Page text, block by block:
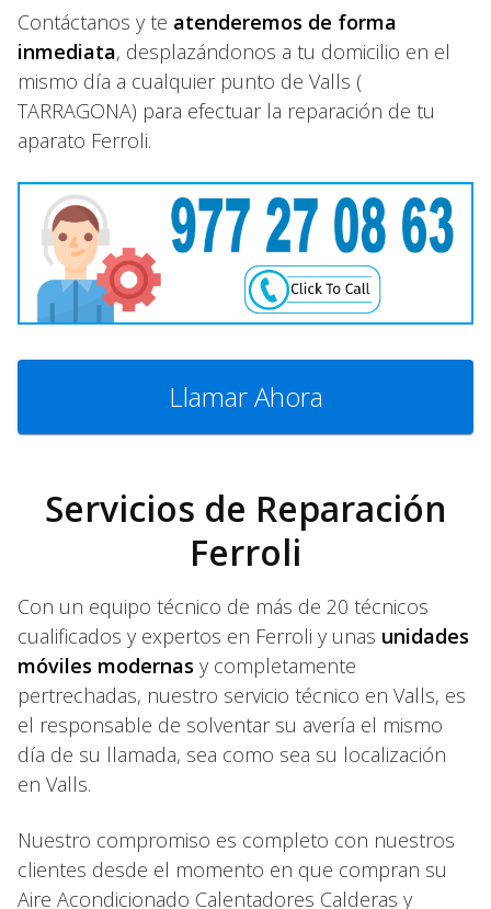
Contáctanos y te atenderemos de forma
inmediata, desplazándonos a tu domicilio en el
mismo día a cualquier punto de Valls (
TARRAGONA) para efectuar la reparación de tu
aparato Ferroli.
Llamar Ahora
Servicios de Reparación
Ferroli
Con un equipo técnico de más de 20 técnicos
cualificados y expertos en Ferroli y unas unidades
móviles modernas y completamente
pertrechadas, nuestro servicio técnico en Valls, es
el responsable de solventar su avería el mismo
día de su llamada, sea como sea su localización
en Valls.
Nuestro compromiso es completo con nuestros
clientes desde el momento en que compran su
Aire Acondicionado Calentadores Calderas y